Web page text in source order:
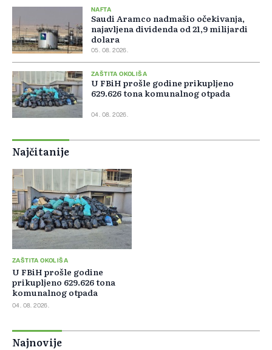
NAFTA
Saudi Aramco nadmašio očekivanja,
najavljena dividenda od 21,9 milijardi
dolara
05. 08. 2026.
ZAŠTITA OKOLIŠA
U FBiH prošle godine prikupljeno
629.626 tona komunalnog otpada
04. 08. 2026.
Najčitanije
ZAŠTITA OKOLIŠA
U FBiH prošle godine
prikupljeno 629.626 tona
komunalnog otpada
04. 08. 2026.
Najnovije